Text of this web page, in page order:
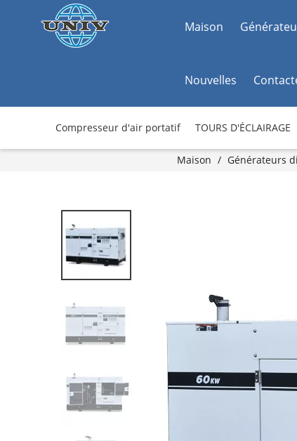
Maison
Nouvelles
Compresseur d'air portatif TOURS D'ÉCLAIRAGE
Maison / Générateurs